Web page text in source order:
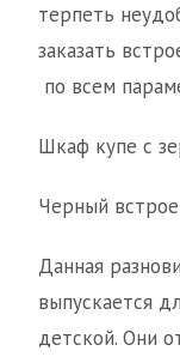
терпеть
заказать
по всем
Шкаф купе с
Черный
Данная
выпускается
детской. Они